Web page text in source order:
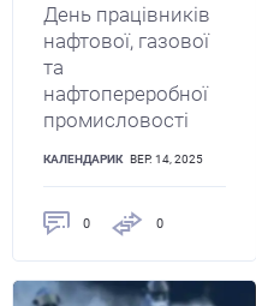
День працівників
нафтової, газової
та
нафтопереробної
промисловості
КАЛЕНДАРИК ВЕР. 14, 2025
0 0